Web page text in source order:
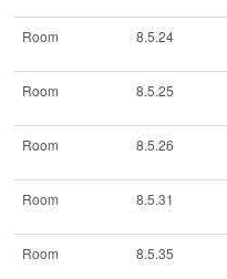
Room 8.5.24
Room 8.5.25
Room 8.5.26
Room 8.5.31
Room 8.5.35